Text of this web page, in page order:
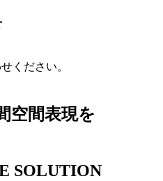
ください。
空間表現を
SOLUTION